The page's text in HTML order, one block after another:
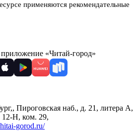
применяются рекомендательные
приложение «Читай-город»
, Пироговская наб., д. 21, литера А,
12-Н, ком. 29,
gorod.ru/